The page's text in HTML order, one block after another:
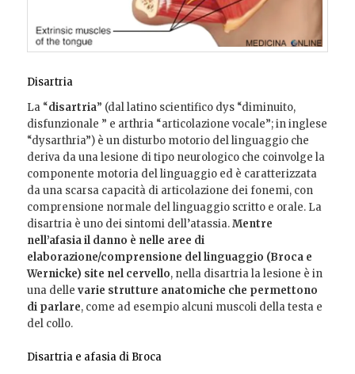
Disartria
La “disartria” (dal latino scientifico dys “diminuito,
disfunzionale ” e arthria “articolazione vocale”; in inglese
“dysarthria”) è un disturbo motorio del linguaggio che
deriva da una lesione di tipo neurologico che coinvolge la
componente motoria del linguaggio ed è caratterizzata
da una scarsa capacità di articolazione dei fonemi, con
comprensione normale del linguaggio scritto e orale. La
disartria è uno dei sintomi dell’atassia.Mentre
nell’afasia il danno è nelle aree di
elaborazione/comprensione del linguaggio (Broca e
Wernicke) site nel cervello, nella disartria la lesione è in
una dellevarie strutture anatomiche che permettono
di parlare, come ad esempio alcuni muscoli della testa e
del collo.
Disartria e afasia di Broca